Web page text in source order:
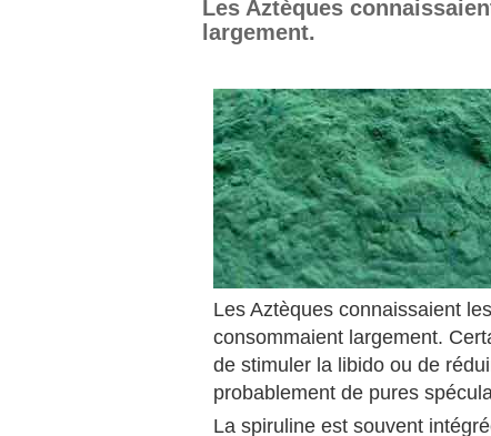
Les Aztèques
largement.
Les Aztèques connaissaient
consommaient largement.
de stimuler la libido ou de
probablement de pures
La spiruline est souvent